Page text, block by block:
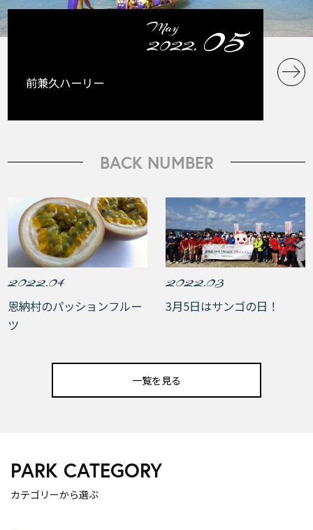
May
2022. 05
前兼久ハーリー
BACK NUMBER
2022.04
恩納村のパッションフルー
ツ
2022.03
3月5日はサンゴの日！
一覧を見る
PARK CATEGORY
カテゴリーから選ぶ